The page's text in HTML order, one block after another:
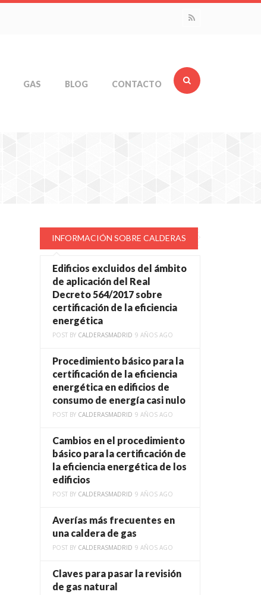
GAS BLOG CONTACTO
INFORMACIÓN SOBRE CALDERAS
Edificios excluidos del ámbito
de aplicación del Real
Decreto 564/2017 sobre
certificación de la eficiencia
energética
POST BY CALDERASMADRID 9 AÑOS AGO
Procedimiento básico para la
certificación de la eficiencia
energética en edificios de
consumo de energía casi nulo
POST BY CALDERASMADRID 9 AÑOS AGO
Cambios en el procedimiento
básico para la certificación de
la eficiencia energética de los
edificios
POST BY CALDERASMADRID 9 AÑOS AGO
Averías más frecuentes en
una caldera de gas
POST BY CALDERASMADRID 9 AÑOS AGO
Claves para pasar la revisión
de gas natural